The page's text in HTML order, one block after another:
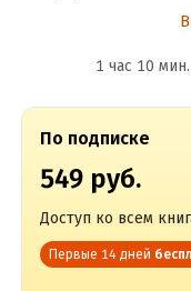
1 час 10 мин.
По подписке
549 руб.
Доступ ко всем
Первые 14 дней